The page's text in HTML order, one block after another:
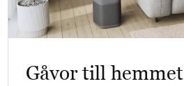
Gåvor till hemmet